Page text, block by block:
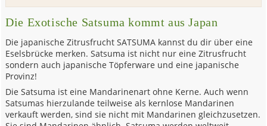
Die Exotische Satsuma kommt aus Japan
Die japanische Zitrusfrucht SATSUMA kannst du dir über eine
Eselsbrücke merken. Satsuma ist nicht nur eine Zitrusfrucht
sondern auch japanische Töpferware und eine japanische
Provinz!
Die Satsuma ist eine Mandarinenart ohne Kerne. Auch wenn
Satsumas hierzulande teilweise als kernlose Mandarinen
verkauft werden, sind sie nicht mit Mandarinen gleichzusetzen.